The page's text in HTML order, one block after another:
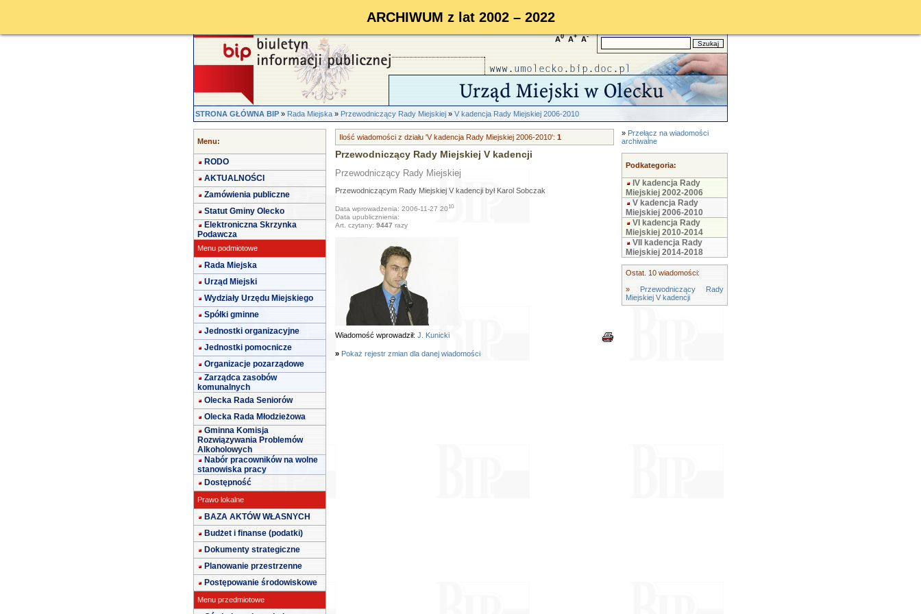
ARCHIWUM z lat 2002 – 2022
A0 A+ A-
STRONA GŁÓWNA BIP»Rada Miejska»Przewodniczący Rady Miejskiej»V kadencja Rady Miejskiej 2006-2010
Menu:
RODO
AKTUALNOŚCI
Zamówienia publiczne
Statut Gminy Olecko
Elektroniczna Skrzynka
Podawcza
Menu podmiotowe
Rada Miejska
Urząd Miejski
Wydziały Urzędu Miejskiego
Spółki gminne
Jednostki organizacyjne
Jednostki pomocnicze
Organizacje pozarządowe
Zarządca zasobów
komunalnych
Olecka Rada Seniorów
Olecka Rada Młodzieżowa
Gminna Komisja
Rozwiązywania Problemów
Alkoholowych
Nabór pracowników na wolne
stanowiska pracy
Dostępność
Prawo lokalne
BAZA AKTÓW WŁASNYCH
Budżet i finanse (podatki)
Dokumenty strategiczne
Planowanie przestrzenne
Postępowanie środowiskowe
Menu przedmiotowe
Ilość wiadomości z działu 'V kadencja Rady Miejskiej 2006-2010': 1
Przewodniczący Rady Miejskiej V kadencji
Przewodniczący Rady Miejskiej
Przewodniczącym Rady Miejskiej V kadencji był Karol Sobczak
Data wprowadzenia: 2006-11-27 2010
Data upublicznienia:
Art. czytany: 9447 razy
Wiadomość wprowadził: J. Kunicki
» Pokaż rejestr zmian dla danej wiadomości
» Przełącz na wiadomości
archiwalne
Podkategoria:
IV kadencja Rady
Miejskiej 2002-2006
V kadencja Rady
Miejskiej 2006-2010
VI kadencja Rady
Miejskiej 2010-2014
VII kadencja Rady
Miejskiej 2014-2018
Ostat. 10 wiadomości:
» Przewodniczący Rady
Miejskiej V kadencji